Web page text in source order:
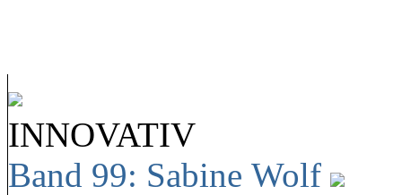
INNOVATIV
Band 99: Sabine Wolf